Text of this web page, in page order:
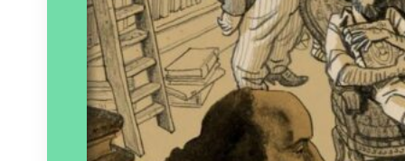
Paru le 10/06/2024